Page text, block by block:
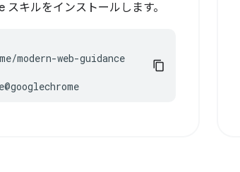
キルをインストールします。
modern-web-guidance